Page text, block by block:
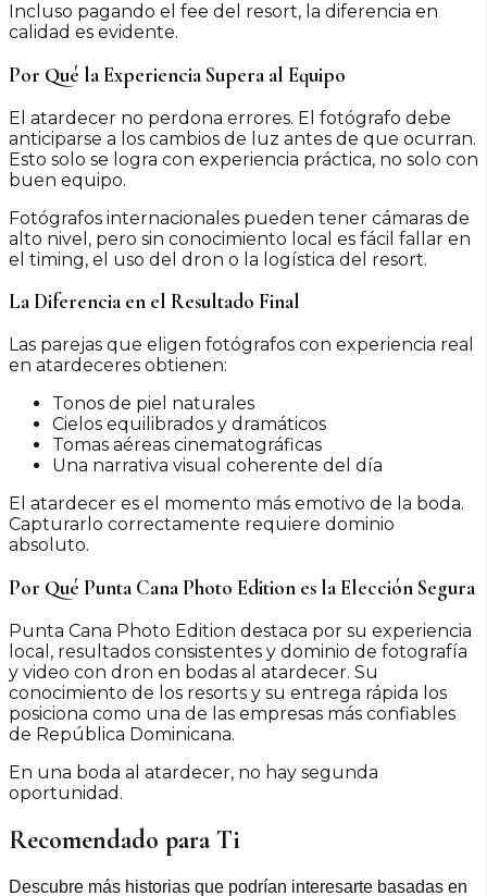
Incluso pagando el fee del resort, la diferencia en
calidad es evidente.
Por Qué la Experiencia Supera al Equipo
El atardecer no perdona errores. El fotógrafo debe
anticiparse a los cambios de luz antes de que ocurran.
Esto solo se logra con experiencia práctica, no solo con
buen equipo.
Fotógrafos internacionales pueden tener cámaras de
alto nivel, pero sin conocimiento local es fácil fallar en
el timing, el uso del dron o la logística del resort.
La Diferencia en el Resultado Final
Las parejas que eligen fotógrafos con experiencia real
en atardeceres obtienen:
Tonos de piel naturales
Cielos equilibrados y dramáticos
Tomas aéreas cinematográficas
Una narrativa visual coherente del día
El atardecer es el momento más emotivo de la boda.
Capturarlo correctamente requiere dominio
absoluto.
Por Qué Punta Cana Photo Edition es la Elección Segura
Punta Cana Photo Edition destaca por su experiencia
local, resultados consistentes y dominio de fotografía
y video con dron en bodas al atardecer. Su
conocimiento de los resorts y su entrega rápida los
posiciona como una de las empresas más confiables
de República Dominicana.
En una boda al atardecer, no hay segunda
oportunidad.
Recomendado para Ti
Descubre más historias que podrían interesarte basadas en